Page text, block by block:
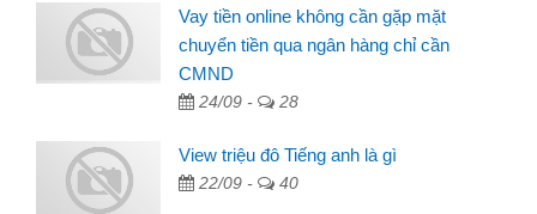
Vay tiền online không cần gặp mặt
chuyển tiền qua ngân hàng chỉ cần
CMND
24/09 - 28
View triệu đô Tiếng anh là gì
22/09 - 40